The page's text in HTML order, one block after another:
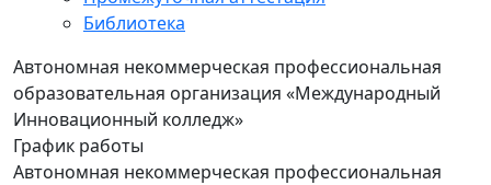
Библиотека
Автономная некоммерческая профессиональная
образовательная организация «Международный
Инновационный колледж»
График работы
Автономная некоммерческая профессиональная